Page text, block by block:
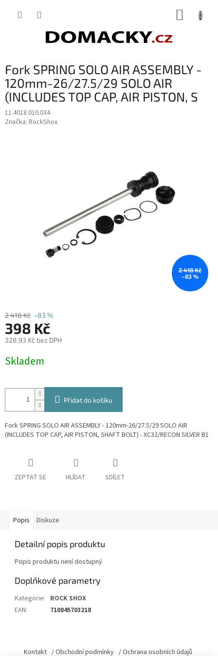
Fork SPRING SOLO AIR ASSEMBLY -
120mm-26/27.5/29 SOLO AIR
(INCLUDES TOP CAP, AIR PISTON, S
11.4018.010.034
Značka: RockShox
2 418 Kč
–83 %
2 418 Kč –83 %
398 Kč
328,93 Kč bez DPH
cena:
Skladem
Přidat do košíku
Fork SPRING SOLO AIR ASSEMBLY - 120mm-26/27.5/29 SOLO AIR
(INCLUDES TOP CAP, AIR PISTON, SHAFT BOLT) - XC32/RECON SILVER B1
ZEPTAT SE HLÍDAT SDÍLET
Popis Diskuze
Detailní popis produktu
Popis produktu není dostupný
Doplňkové parametry
Kategorie: ROCK SHOX
EAN: 710845703218
Kontakt / Obchodní podmínky / Ochrana osobních údajů